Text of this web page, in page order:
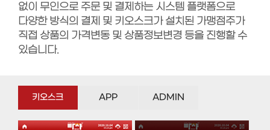
없이 무인으로 주문 및 결제하는 시스템 플랫폼으로
다양한 방식의 결제 및 키오스크가 설치된 가맹점주가
직접 상품의 가격변동 및 상품정보변경 등을 진행할 수
있습니다.
키오스크 APP ADMIN